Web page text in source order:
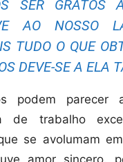
SER GRATOS
AO NOSSO
TUDO O QUE
DEVE-SE A ELA
podem parecer
de trabalho
se avolumam